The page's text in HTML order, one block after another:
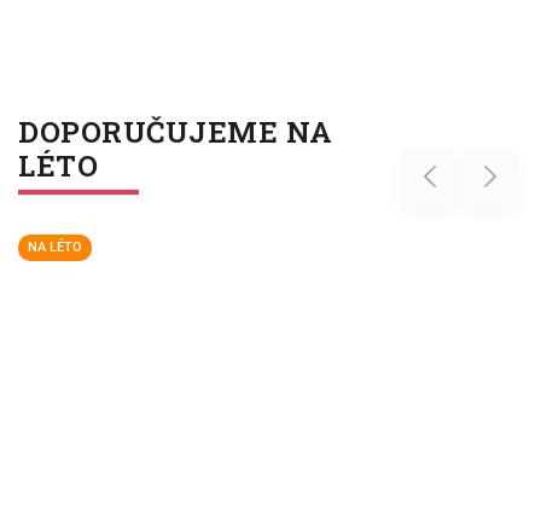
DOPORUČUJEME NA
LÉTO
Previous
NA LÉTO
Next